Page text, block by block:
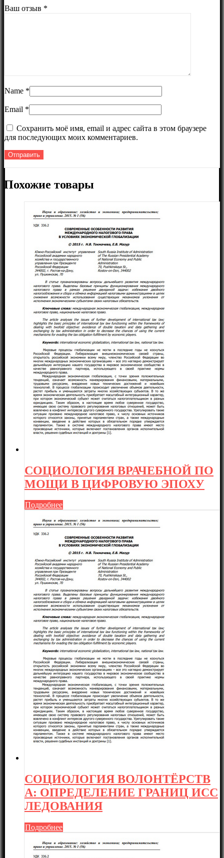
Ваш отзыв *
Name *
Email *
Сохранить моё имя, email и адрес сайта в этом браузере
для последующих моих комментариев.
Похожие товары
СОЦИОЛОГИЯ ВРАЧЕБНОЙ ПО
МОЩИ В ЦИФРОВУЮ ЭПОХУ
Подробнее
СОЦИОЛОГИЯ ВОЛОНТЁРСТВ
А: ОПРЕДЕЛЕНИЕ ГРАНИЦ ИСС
ЛЕДОВАНИЯ
Подробнее